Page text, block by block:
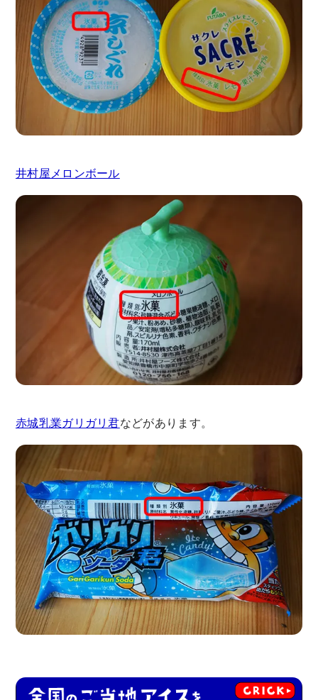
井村屋メロンボール
赤城乳業ガリガリ君などがあります。